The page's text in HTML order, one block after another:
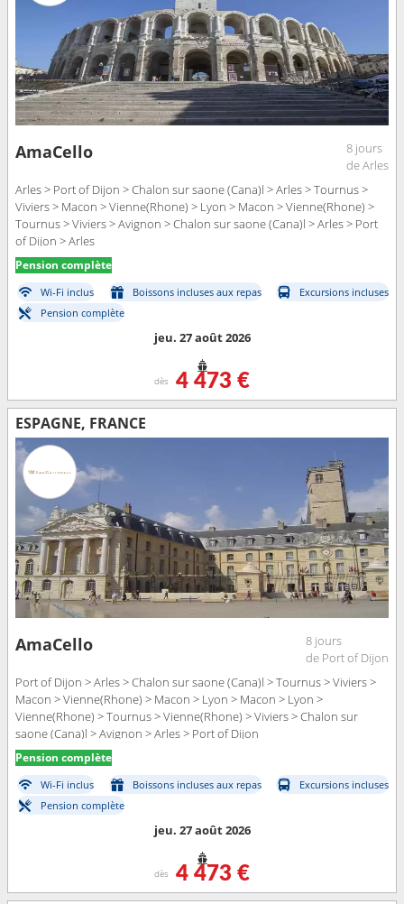
AmaCello
8 jours
de Arles
Arles > Port of Dijon > Chalon sur saone (Cana)l > Arles > Tournus >
Viviers > Macon > Vienne(Rhone) > Lyon > Macon > Vienne(Rhone) >
Tournus > Viviers > Avignon > Chalon sur saone (Cana)l > Arles > Port
of Dijon > Arles
Pension complète
Wi-Fi inclus Boissons incluses aux repas
Excursions incluses
Pension complète
jeu. 27 août 2026
dès 4 473 €
ESPAGNE, FRANCE
AmaCello
8 jours
de Port of Dijon
Port of Dijon > Arles > Chalon sur saone (Cana)l > Tournus > Viviers >
Macon > Vienne(Rhone) > Macon > Lyon > Macon > Lyon >
Vienne(Rhone) > Tournus > Vienne(Rhone) > Viviers > Chalon sur
saone (Cana)l > Avignon > Arles > Port of Dijon
Pension complète
Wi-Fi inclus Boissons incluses aux repas
Excursions incluses
Pension complète
jeu. 27 août 2026
dès 4 473 €